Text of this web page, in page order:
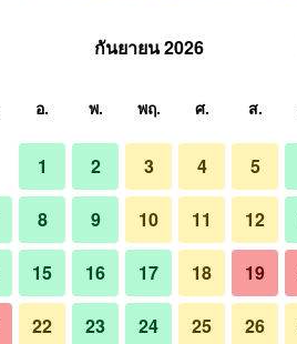
อาคาร
กันยายน 2026
อ. พ. พฤ. ศ. ส.
1 2 3 4 5
8 9 10 11 12
15 16 17 18 19
22 23 24 25 26